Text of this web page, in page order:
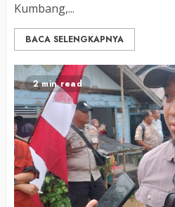
Kumbang,...
BACA SELENGKAPNYA
2 min read